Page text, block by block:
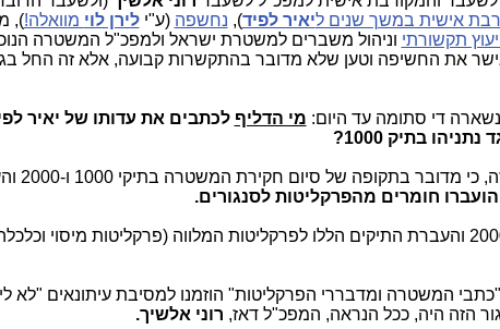
אישית במשך שנים ליאיר לפיד), נחשפה (ע"ילירן לוי מוואלה!),
תקשורתי וניהול משברים למשטרת ישראל ולמפכ"ל המשטרה
את החשיפה וטען שלא מדובר בהתקשרות קבועה, אלא זה החל
די סתומה עד היום: מי הדליף לכתבים את עדותו של יאיר
בתיק 1000?
חקירת המשטרה בתיקי 1000 ו-2000 והעברת סיכום חקירת המשטרה לפרקליטות, יותר
חומרים מהפרקליטות לסנגורים.
המשטרה ומדבררי הפרקליטות" הוזמנו למסיבת עיתונאים "לא
הזה היה, ככל הנראה, המפכ"ל דאז, רוני אלשיך.